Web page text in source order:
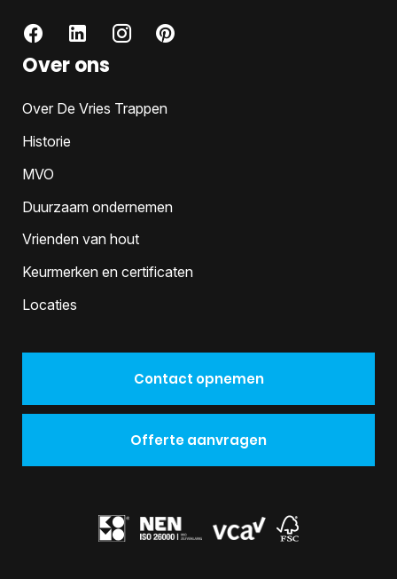
Over ons
Over De Vries Trappen
Historie
MVO
Duurzaam ondernemen
Vrienden van hout
Keurmerken en certificaten
Locaties
Contact opnemen
Offerte aanvragen